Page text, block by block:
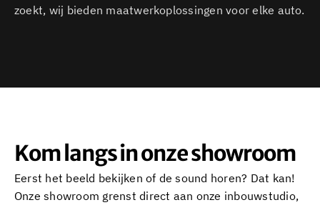
zoekt, wij bieden maatwerkoplossingen voor elke auto.
Kom langs in onze showroom
Eerst het beeld bekijken of de sound horen? Dat kan!
Onze showroom grenst direct aan onze inbouwstudio,